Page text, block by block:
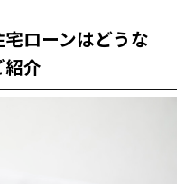
宅ローンはどうな
介